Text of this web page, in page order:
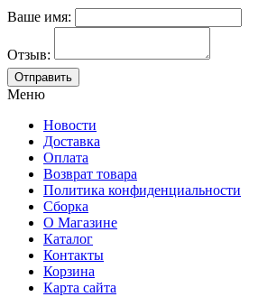
Ваше имя:
Отзыв:
Меню
Новости
Доставка
Оплата
Возврат товара
Политика конфиденциальности
Сборка
О Магазине
Каталог
Контакты
Корзина
Карта сайта